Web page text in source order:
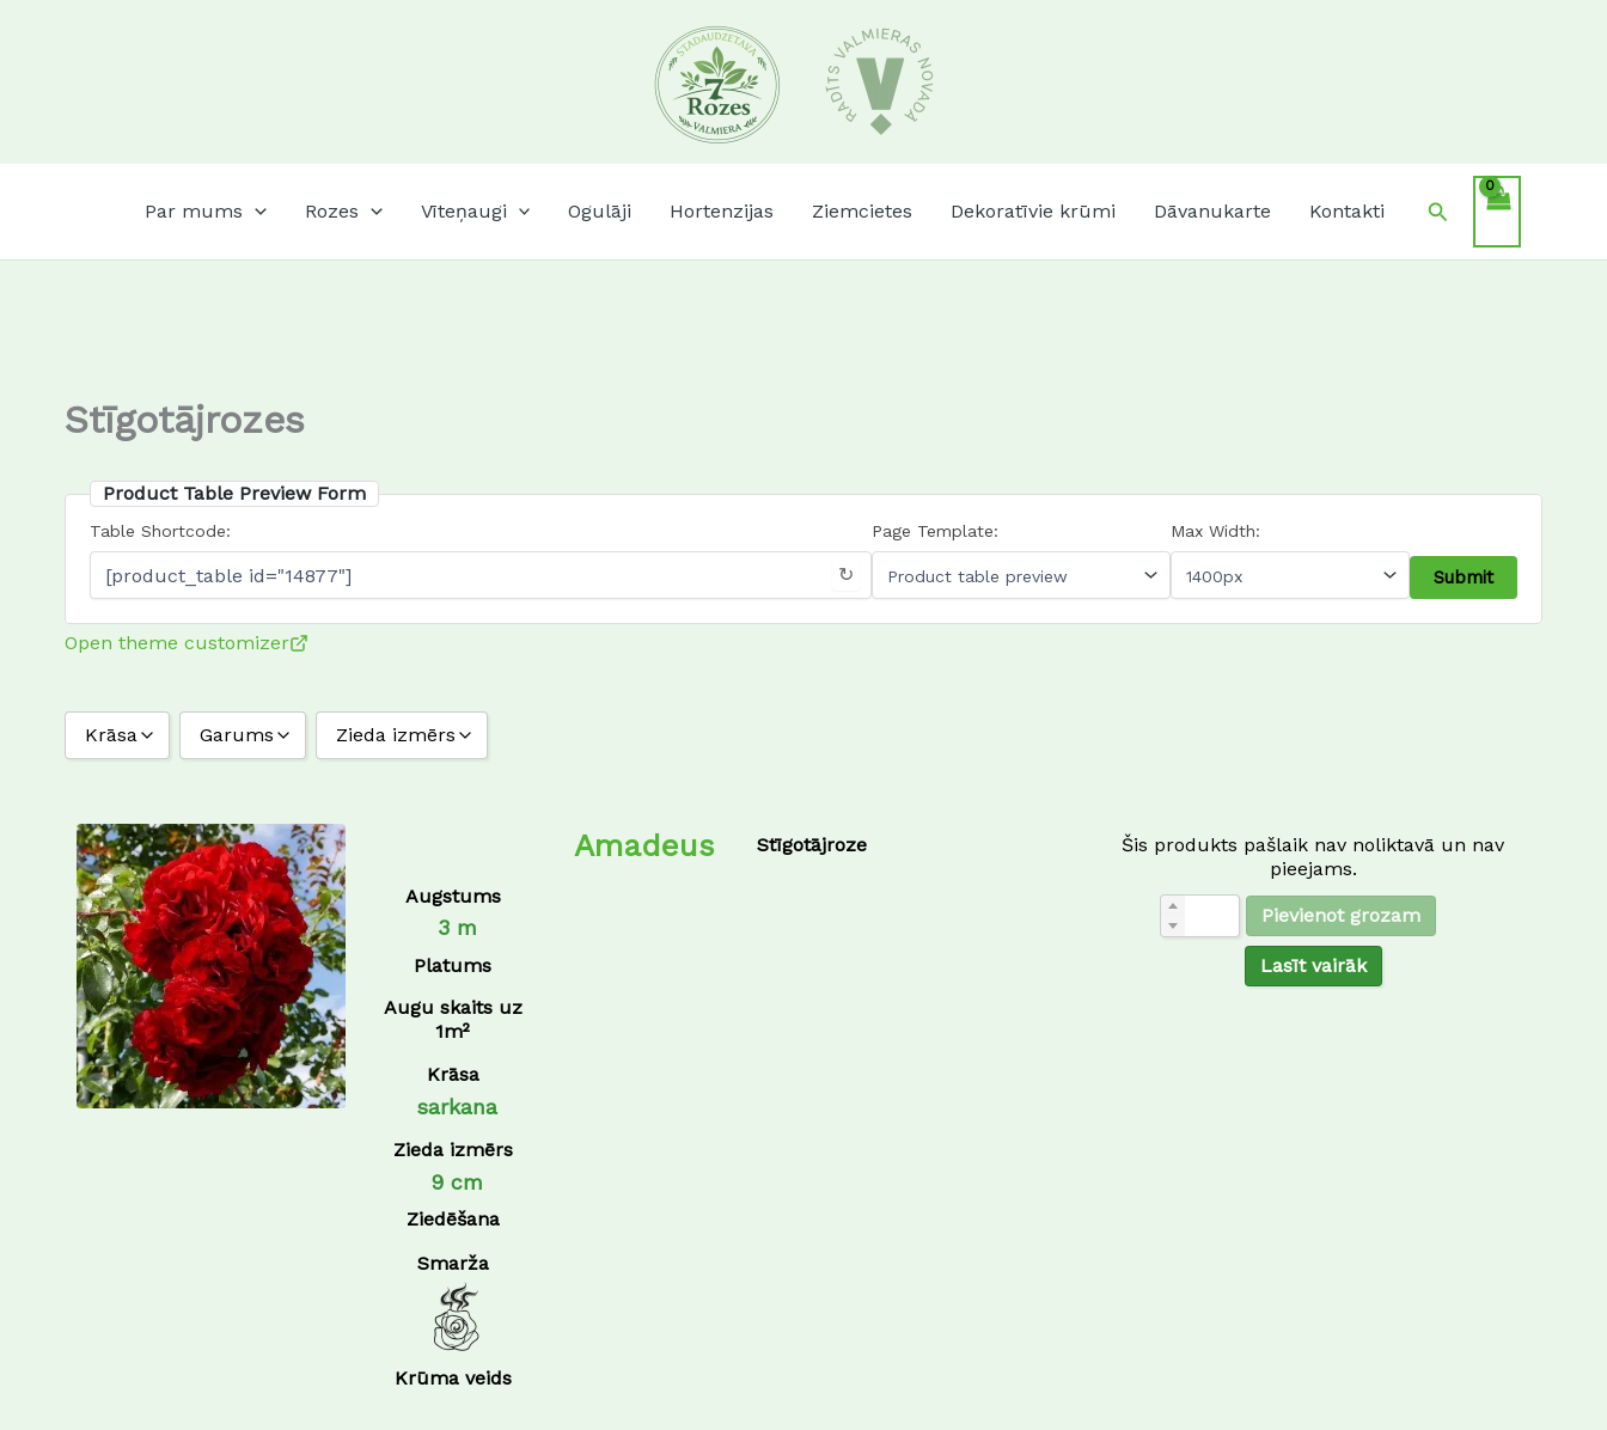
Par mums Rozes Vīteņaugi Ogulāji Hortenzijas Ziemcietes Dekoratīvie krūmi Dāvanukarte Kontakti Search
Stīgotājrozes
Product Table Preview Form
Table Shortcode:
↻
Page Template: Max Width:
Open theme customizer
Krāsa
oranža
rozā
sarkana
Garums
2,2 m
2,5 m
3 m
Zieda izmērs
Amadeus Stīgotājroze
Augstums
3 m
Platums
Augu skaits uz
1m²
Krāsa
sarkana
Zieda izmērs
9 cm
Ziedēšana
Smarža
Krūma veids
Šis produkts pašlaik nav noliktavā un nav
pieejams.
Pievienot grozam
Lasīt vairāk